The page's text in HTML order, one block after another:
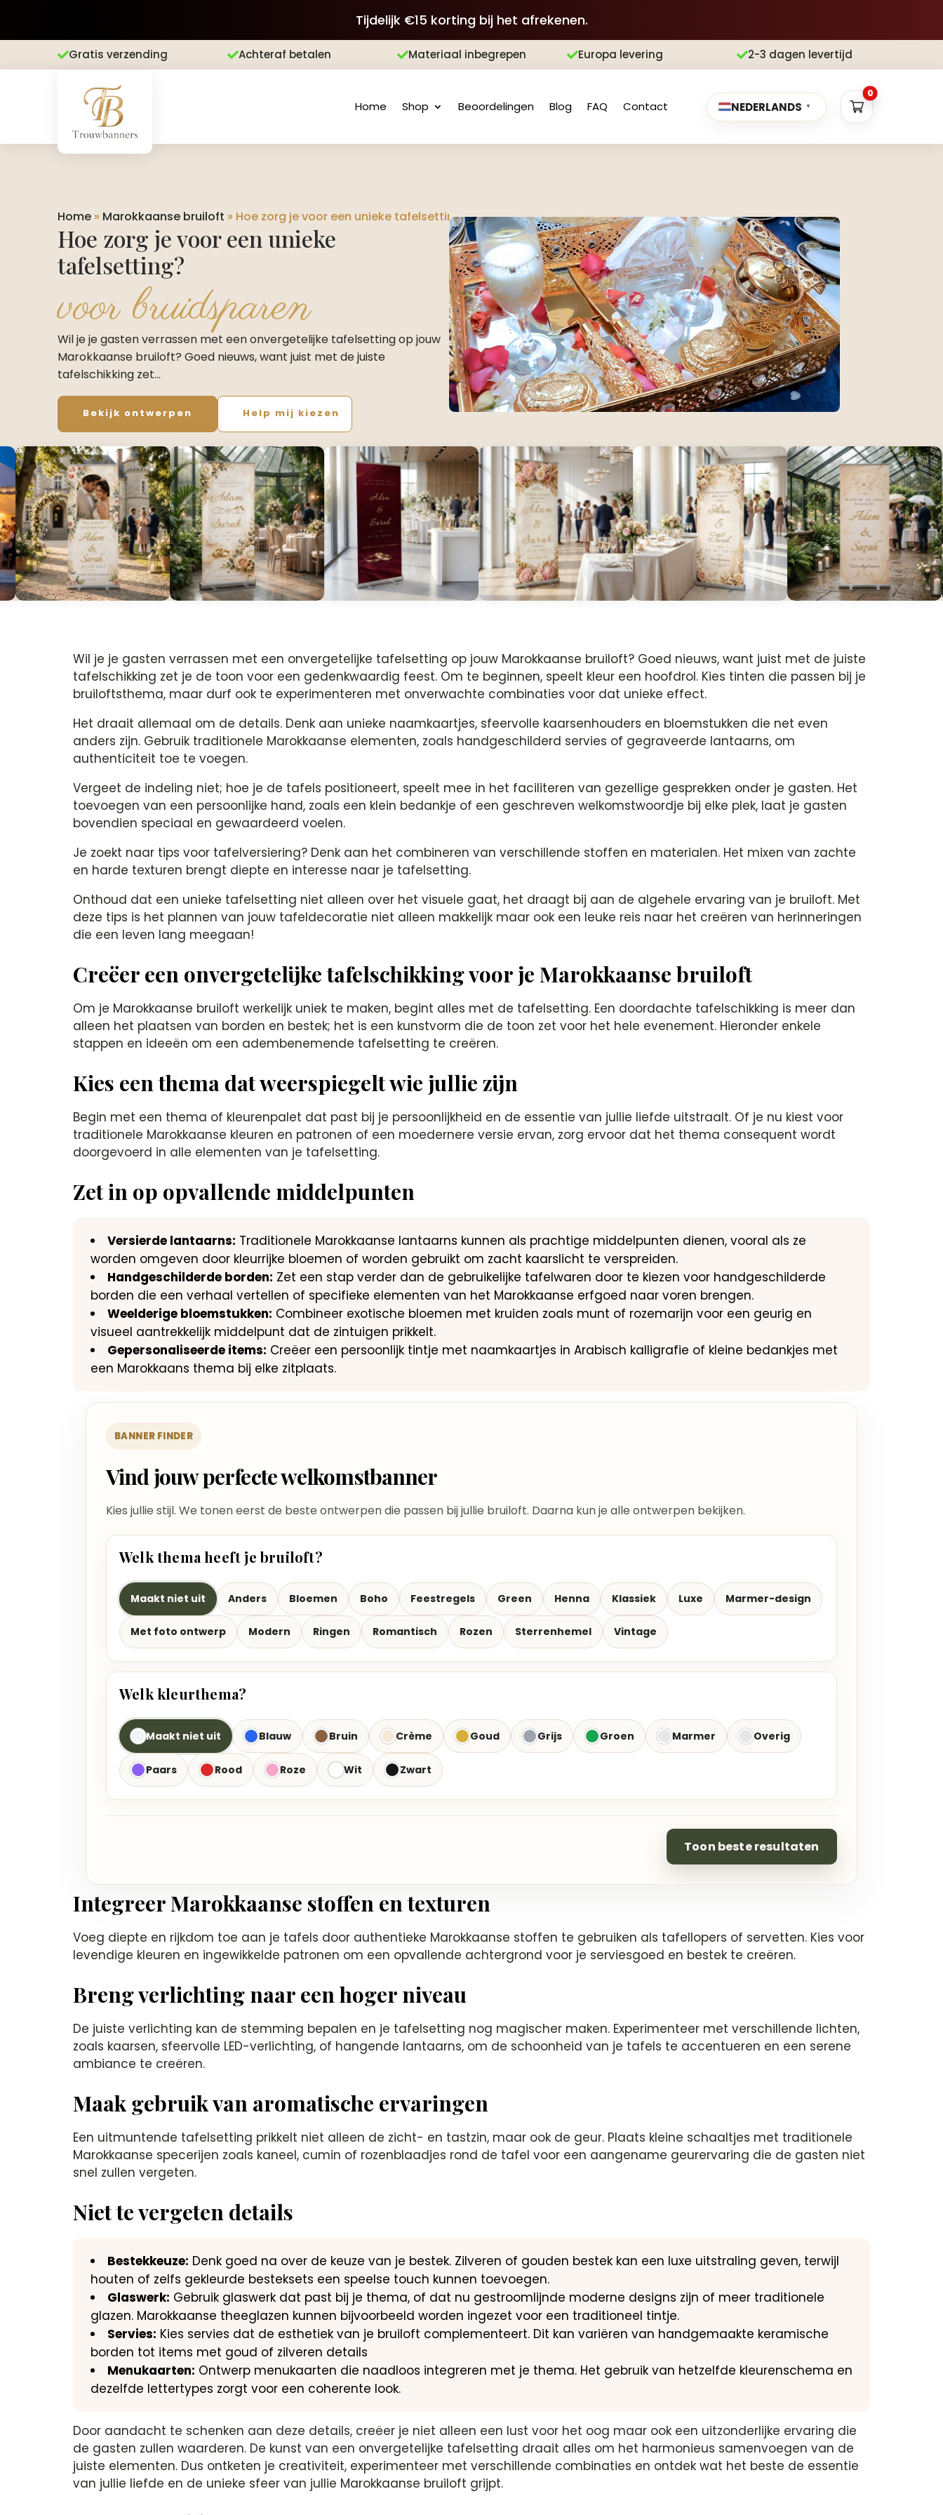
Tijdelijk €15 korting bij het afrekenen.
Gratis verzending Achteraf betalen Materiaal inbegrepen Europa levering 2-3 dagen levertijd
Home Shop Beoordelingen Blog FAQ Contact NEDERLANDS ▼
0
Home » Marokkaanse bruiloft » Hoe zorg je voor een unieke tafelsetting?
Hoe zorg je voor een unieke
tafelsetting?
voor bruidsparen
Wil je je gasten verrassen met een onvergetelijke tafelsetting op jouw
Marokkaanse bruiloft? Goed nieuws, want juist met de juiste
tafelschikking zet…
Bekijk ontwerpen Help mij kiezen
Wil je je gasten verrassen met een onvergetelijke tafelsetting op jouw Marokkaanse bruiloft? Goed nieuws, want juist met de juiste
tafelschikking zet je de toon voor een gedenkwaardig feest. Om te beginnen, speelt kleur een hoofdrol. Kies tinten die passen bij je
bruiloftsthema, maar durf ook te experimenteren met onverwachte combinaties voor dat unieke effect.
Het draait allemaal om de details. Denk aan unieke naamkaartjes, sfeervolle kaarsenhouders en bloemstukken die net even
anders zijn. Gebruik traditionele Marokkaanse elementen, zoals handgeschilderd servies of gegraveerde lantaarns, om
authenticiteit toe te voegen.
Vergeet de indeling niet; hoe je de tafels positioneert, speelt mee in het faciliteren van gezellige gesprekken onder je gasten. Het
toevoegen van een persoonlijke hand, zoals een klein bedankje of een geschreven welkomstwoordje bij elke plek, laat je gasten
bovendien speciaal en gewaardeerd voelen.
Je zoekt naar tips voor tafelversiering? Denk aan het combineren van verschillende stoffen en materialen. Het mixen van zachte
en harde texturen brengt diepte en interesse naar je tafelsetting.
Onthoud dat een unieke tafelsetting niet alleen over het visuele gaat, het draagt bij aan de algehele ervaring van je bruiloft. Met
deze tips is het plannen van jouw tafeldecoratie niet alleen makkelijk maar ook een leuke reis naar het creëren van herinneringen
die een leven lang meegaan!
Creëer een onvergetelijke tafelschikking voor je Marokkaanse bruiloft
Om je Marokkaanse bruiloft werkelijk uniek te maken, begint alles met de tafelsetting. Een doordachte tafelschikking is meer dan
alleen het plaatsen van borden en bestek; het is een kunstvorm die de toon zet voor het hele evenement. Hieronder enkele
stappen en ideeën om een adembenemende tafelsetting te creëren.
Kies een thema dat weerspiegelt wie jullie zijn
Begin met een thema of kleurenpalet dat past bij je persoonlijkheid en de essentie van jullie liefde uitstraalt. Of je nu kiest voor
traditionele Marokkaanse kleuren en patronen of een moedernere versie ervan, zorg ervoor dat het thema consequent wordt
doorgevoerd in alle elementen van je tafelsetting.
Zet in op opvallende middelpunten
Versierde lantaarns: Traditionele Marokkaanse lantaarns kunnen als prachtige middelpunten dienen, vooral als ze
worden omgeven door kleurrijke bloemen of worden gebruikt om zacht kaarslicht te verspreiden.
Handgeschilderde borden: Zet een stap verder dan de gebruikelijke tafelwaren door te kiezen voor handgeschilderde
borden die een verhaal vertellen of specifieke elementen van het Marokkaanse erfgoed naar voren brengen.
Weelderige bloemstukken: Combineer exotische bloemen met kruiden zoals munt of rozemarijn voor een geurig en
visueel aantrekkelijk middelpunt dat de zintuigen prikkelt.
Gepersonaliseerde items: Creëer een persoonlijk tintje met naamkaartjes in Arabisch kalligrafie of kleine bedankjes met
een Marokkaans thema bij elke zitplaats.
BANNER FINDER
Vind jouw perfecte welkomstbanner
Kies jullie stijl. We tonen eerst de beste ontwerpen die passen bij jullie bruiloft. Daarna kun je alle ontwerpen bekijken.
Welk thema heeft je bruiloft?
Maakt niet uit Anders Bloemen Boho Feestregels Green Henna Klassiek Luxe Marmer-design
Met foto ontwerp Modern Ringen Romantisch Rozen Sterrenhemel Vintage
Welk kleurthema?
Maakt niet uit Blauw Bruin Crème Goud Grijs Groen Marmer Overig
Paars Rood Roze Wit Zwart
Toon beste resultaten
Integreer Marokkaanse stoffen en texturen
Voeg diepte en rijkdom toe aan je tafels door authentieke Marokkaanse stoffen te gebruiken als tafellopers of servetten. Kies voor
levendige kleuren en ingewikkelde patronen om een opvallende achtergrond voor je serviesgoed en bestek te creëren.
Breng verlichting naar een hoger niveau
De juiste verlichting kan de stemming bepalen en je tafelsetting nog magischer maken. Experimenteer met verschillende lichten,
zoals kaarsen, sfeervolle LED-verlichting, of hangende lantaarns, om de schoonheid van je tafels te accentueren en een serene
ambiance te creëren.
Maak gebruik van aromatische ervaringen
Een uitmuntende tafelsetting prikkelt niet alleen de zicht- en tastzin, maar ook de geur. Plaats kleine schaaltjes met traditionele
Marokkaanse specerijen zoals kaneel, cumin of rozenblaadjes rond de tafel voor een aangename geurervaring die de gasten niet
snel zullen vergeten.
Niet te vergeten details
Bestekkeuze: Denk goed na over de keuze van je bestek. Zilveren of gouden bestek kan een luxe uitstraling geven, terwijl
houten of zelfs gekleurde besteksets een speelse touch kunnen toevoegen.
Glaswerk: Gebruik glaswerk dat past bij je thema, of dat nu gestroomlijnde moderne designs zijn of meer traditionele
glazen. Marokkaanse theeglazen kunnen bijvoorbeeld worden ingezet voor een traditioneel tintje.
Servies: Kies servies dat de esthetiek van je bruiloft complementeert. Dit kan variëren van handgemaakte keramische
borden tot items met goud of zilveren details
Menukaarten: Ontwerp menukaarten die naadloos integreren met je thema. Het gebruik van hetzelfde kleurenschema en
dezelfde lettertypes zorgt voor een coherente look.
Door aandacht te schenken aan deze details, creëer je niet alleen een lust voor het oog maar ook een uitzonderlijke ervaring die
de gasten zullen waarderen. De kunst van een onvergetelijke tafelsetting draait alles om het harmonieus samenvoegen van de
juiste elementen. Dus ontketen je creativiteit, experimenteer met verschillende combinaties en ontdek wat het beste de essentie
van jullie liefde en de unieke sfeer van jullie Marokkaanse bruiloft grijpt.